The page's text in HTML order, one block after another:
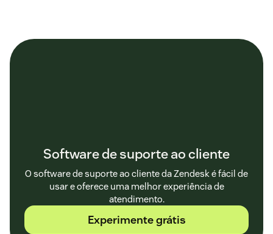
Software de suporte ao cliente
O software de suporte ao cliente da Zendesk é fácil de
usar e oferece uma melhor experiência de
atendimento.
Experimente grátis